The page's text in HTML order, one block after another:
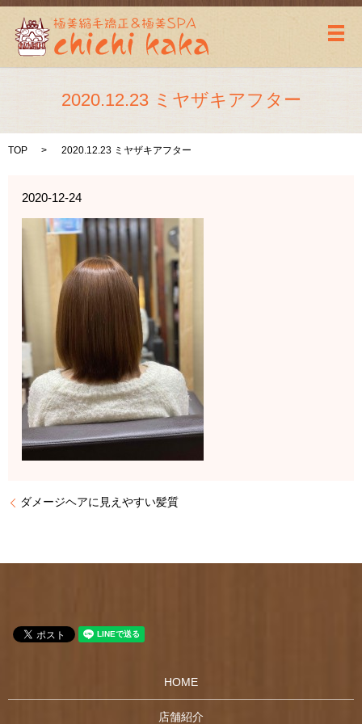
メ
2020.12.23 ミヤザキアフター
TOP 2020.12.23 ミヤザキアフター
2020-12-24
ダメージヘアに見えやすい髪質
HOME
店舗紹介